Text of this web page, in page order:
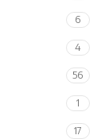
6
4
56
1
17